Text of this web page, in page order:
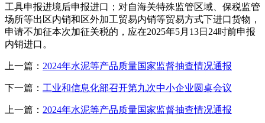
工具申报进境后申报进口；对自海关特殊监管区域、保税监管
场所等出区内销和区外加工贸易内销等贸易方式下进口货物，
申请不加征本次加征关税的，应在2025年5月13日24时前申报
内销进口。
上一篇： 2024年水泥等产品质量国家监督抽查情况通报
下一篇： 工业和信息化部召开第九次中小企业圆桌会议
上一篇： 2024年水泥等产品质量国家监督抽查情况通报